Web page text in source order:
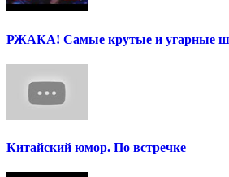
РЖАКА! Самые крутые и угарные
Китайский юмор. По встречке